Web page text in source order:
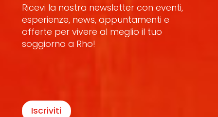
Ricevi la nostra newsletter con eventi,
esperienze, news, appuntamenti e
offerte per vivere al meglio il tuo
soggiorno a Rho!
Iscriviti